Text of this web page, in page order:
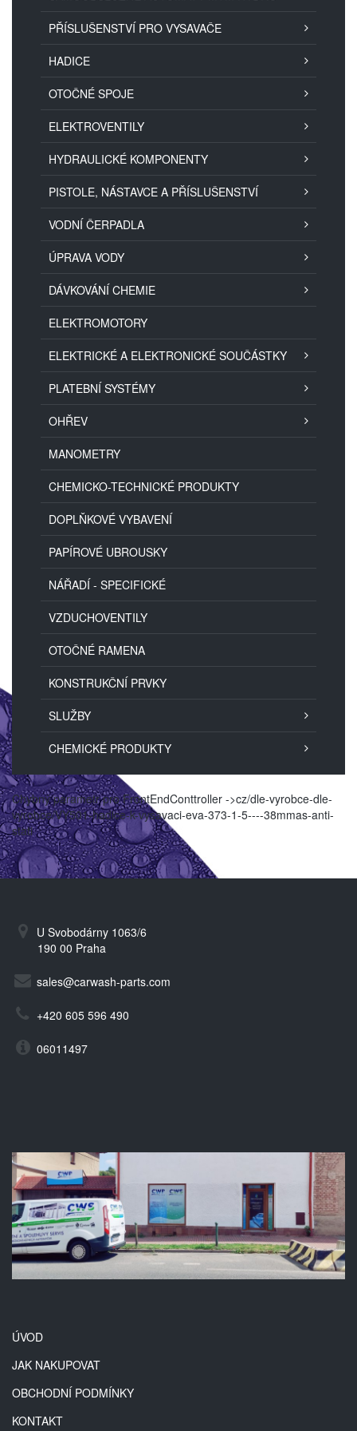
PŘÍSLUŠENSTVÍ PRO VYSAVAČE
HADICE
OTOČNÉ SPOJE
ELEKTROVENTILY
HYDRAULICKÉ KOMPONENTY
PISTOLE, NÁSTAVCE A PŘÍSLUŠENSTVÍ
VODNÍ ČERPADLA
ÚPRAVA VODY
DÁVKOVÁNÍ CHEMIE
ELEKTROMOTORY
ELEKTRICKÉ A ELEKTRONICKÉ SOUČÁSTKY
PLATEBNÍ SYSTÉMY
OHŘEV
MANOMETRY
CHEMICKO-TECHNICKÉ PRODUKTY
DOPLŇKOVÉ VYBAVENÍ
PAPÍROVÉ UBROUSKY
NÁŘADÍ - SPECIFICKÉ
VZDUCHOVENTILY
OTOČNÉ RAMENA
KONSTRUKČNÍ PRVKY
SLUŽBY
CHEMICKÉ PRODUKTY
Chybný parametr pro FrontEndConttroller ->cz/dle-vyrobce-dle-
vyrobce/VY501-hadice-k-vysavaci-eva-373-1-5----38mmas-anti-
stati
U Svobodárny 1063/6
190 00 Praha
sales@carwash-parts.com
+420 605 596 490
06011497
ÚVOD
JAK NAKUPOVAT
OBCHODNÍ PODMÍNKY
KONTAKT